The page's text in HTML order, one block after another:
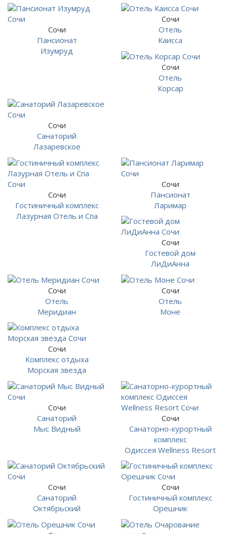
Сочи
Пансионат
Изумруд
Сочи
Отель
Каисса
Сочи
Отель
Корсар
Сочи
Санаторий
Лазаревское
Сочи
Гостиничный комплекс
Лазурная Отель и Спа
Сочи
Пансионат
Ларимар
Сочи
Гостевой дом
ЛиДиАнна
Сочи
Отель
Меридиан
Сочи
Отель
Моне
Сочи
Комплекс отдыха
Морская звезда
Сочи
Санаторий
Мыс Видный
Сочи
Санаторно-курортный
комплекс
Одиссея Wellness Resort
Сочи
Санаторий
Октябрьский
Сочи
Гостиничный комплекс
Орешник